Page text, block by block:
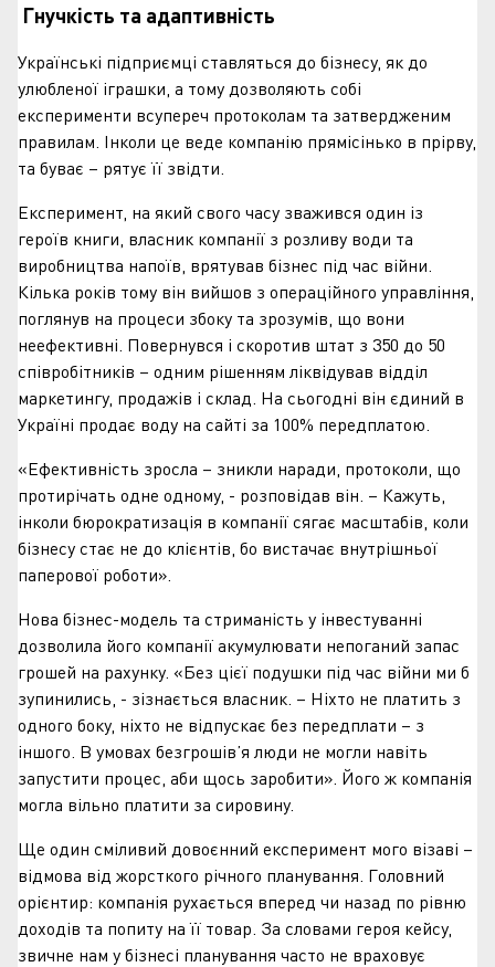
Гнучкість та адаптивність
Українські підприємці ставляться до бізнесу, як до
улюбленої іграшки, а тому дозволяють собі
експерименти всупереч протоколам та затвердженим
правилам. Інколи це веде компанію прямісінько в прірву,
та буває – рятує її звідти.
Експеримент, на який свого часу зважився один із
героїв книги, власник компанії з розливу води та
виробництва напоїв, врятував бізнес під час війни.
Кілька років тому він вийшов з операційного управління,
поглянув на процеси збоку та зрозумів, що вони
неефективні. Повернувся і скоротив штат з 350 до 50
співробітників – одним рішенням ліквідував відділ
маркетингу, продажів і склад. На сьогодні він єдиний в
Україні продає воду на сайті за 100% передплатою.
«Ефективність зросла – зникли наради, протоколи, що
протирічать одне одному, - розповідав він. – Кажуть,
інколи бюрократизація в компанії сягає масштабів, коли
бізнесу стає не до клієнтів, бо вистачає внутрішньої
паперової роботи».
Нова бізнес-модель та стриманість у інвестуванні
дозволила його компанії акумулювати непоганий запас
грошей на рахунку. «Без цієї подушки під час війни ми б
зупинились, - зізнається власник. – Ніхто не платить з
одного боку, ніхто не відпускає без передплати – з
іншого. В умовах безгрошів’я люди не могли навіть
запустити процес, аби щось заробити». Його ж компанія
могла вільно платити за сировину.
Ще один сміливий довоєнний експеримент мого візаві –
відмова від жорсткого річного планування. Головний
орієнтир: компанія рухається вперед чи назад по рівню
доходів та попиту на її товар. За словами героя кейсу,
звичне нам у бізнесі планування часто не враховує